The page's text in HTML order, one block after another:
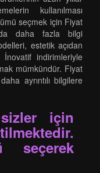
kullanılması
seçmek için Fiyat
daha fazla bilgi
estetik açıdan
indirimleriyle
mümkündür. Fiyat
ayrıntılı bilgilere
için
seçerek